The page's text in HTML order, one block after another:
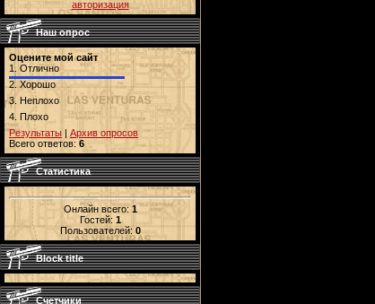
авторизация
Наш опрос
Оцените мой сайт
1. Отлично
2.Хорошо
3. Неплохо
4. Плохо
Результаты
Архив опросов
Всего ответов: 6
Статистика
Онлайн всего:1
Гостей: 1
Пользователей: 0
Block title
Счетчики